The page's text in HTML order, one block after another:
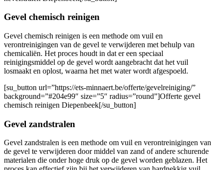
Gevel chemisch reinigen
Gevel chemisch reinigen is een methode om vuil en
verontreinigingen van de gevel te verwijderen met behulp van
chemicaliën. Het proces houdt in dat er een speciaal
reinigingsmiddel op de gevel wordt aangebracht dat het vuil
losmaakt en oplost, waarna het met water wordt afgespoeld.
[su_button url=”https://ets-minnaert.be/offerte/gevelreiniging/”
background=”#204e99″ size=”5″ radius=”round”]Offerte gevel
chemisch reinigen Diepenbeek[/su_button]
Gevel zandstralen
Gevel zandstralen is een methode om vuil en verontreinigingen van
de gevel te verwijderen door middel van zand of andere schurende
materialen die onder hoge druk op de gevel worden geblazen. Het